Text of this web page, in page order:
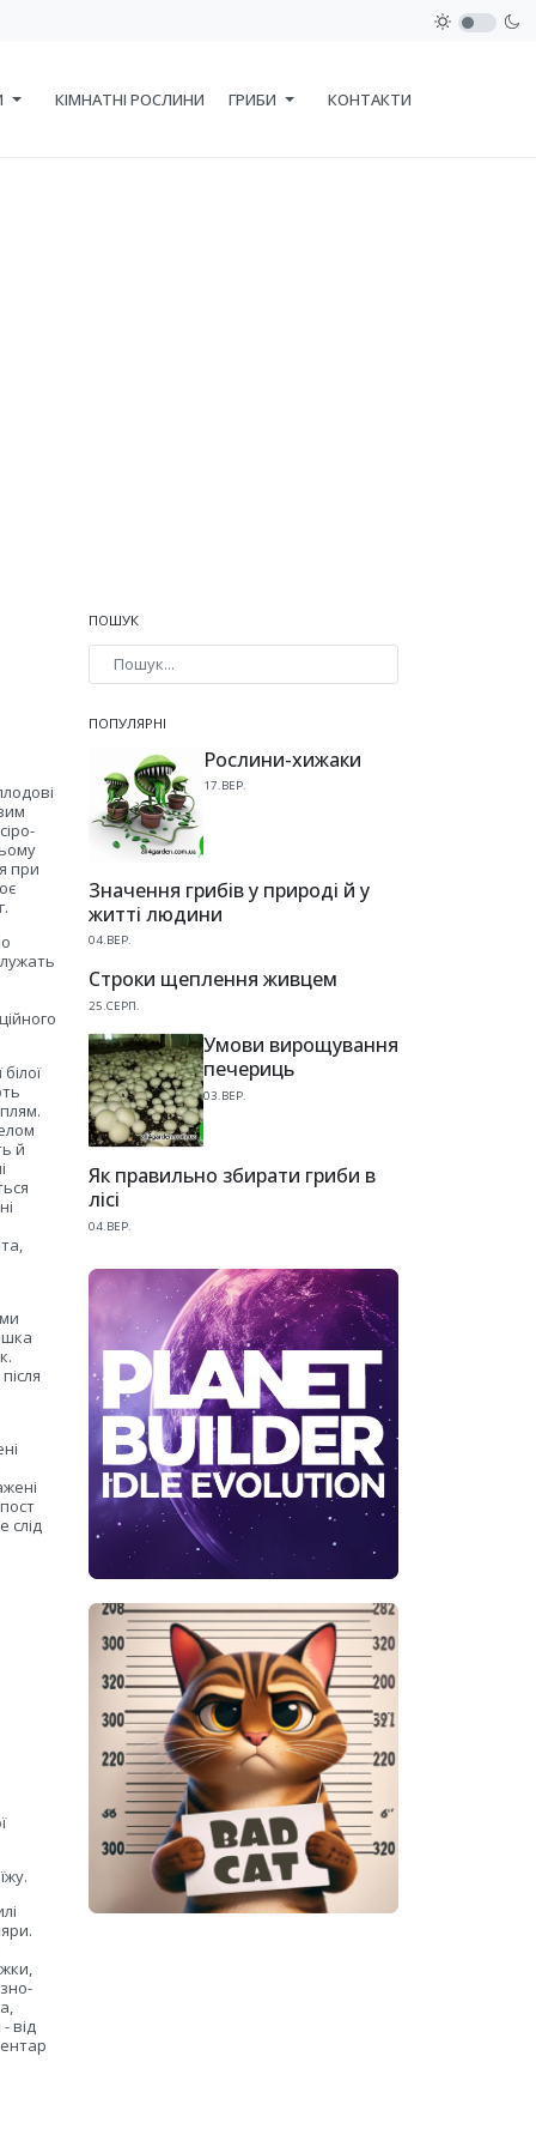
КІМНАТНІ РОСЛИНИ ГРИБИ КОНТАКТИ
при
й
слід
від
ПОШУК
ПОПУЛЯРНІ
Рослини-хижаки
17.ВЕР.
Значення грибів у природі й у
житті людини
04.ВЕР.
Строки щеплення живцем
25.СЕРП.
Умови вирощування
печериць
03.ВЕР.
Як правильно збирати гриби в
лісі
04.ВЕР.